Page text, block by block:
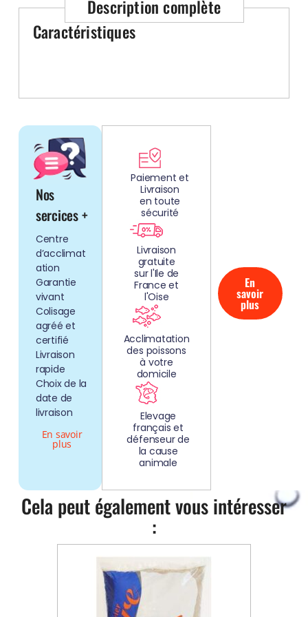
Description complète
Caractéristiques
Nos
sercices +
Centre
d’acclimat
ation
Garantie
vivant
Colisage
agréé et
certifié
Livraison
rapide
Choix de la
date de
livraison
En savoir
plus
Paiement et
Livraison
en toute
sécurité
Livraison
gratuite
sur l'Ile de
France et
l'Oise
Acclimatation
des poissons
à votre
domicile
Elevage
français et
défenseur de
la cause
animale
En
savoir
plus
Cela peut également vous intéresser
: